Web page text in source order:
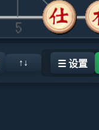
↑↓ ☰ 设置